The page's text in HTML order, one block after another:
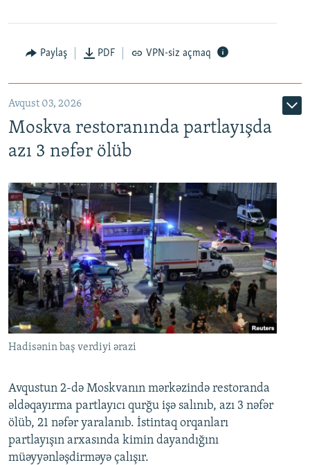
Paylaş PDF VPN-siz açmaq
Avqust 03, 2026
Moskva restoranında partlayışda
azı 3 nəfər ölüb
Hadisənin baş verdiyi ərazi
Avqustun 2-də Moskvanın mərkəzində restoranda
əldəqayırma partlayıcı qurğu işə salınıb, azı 3 nəfər
ölüb, 21 nəfər yaralanıb. İstintaq orqanları
partlayışın arxasında kimin dayandığını
müəyyənləşdirməyə çalışır.